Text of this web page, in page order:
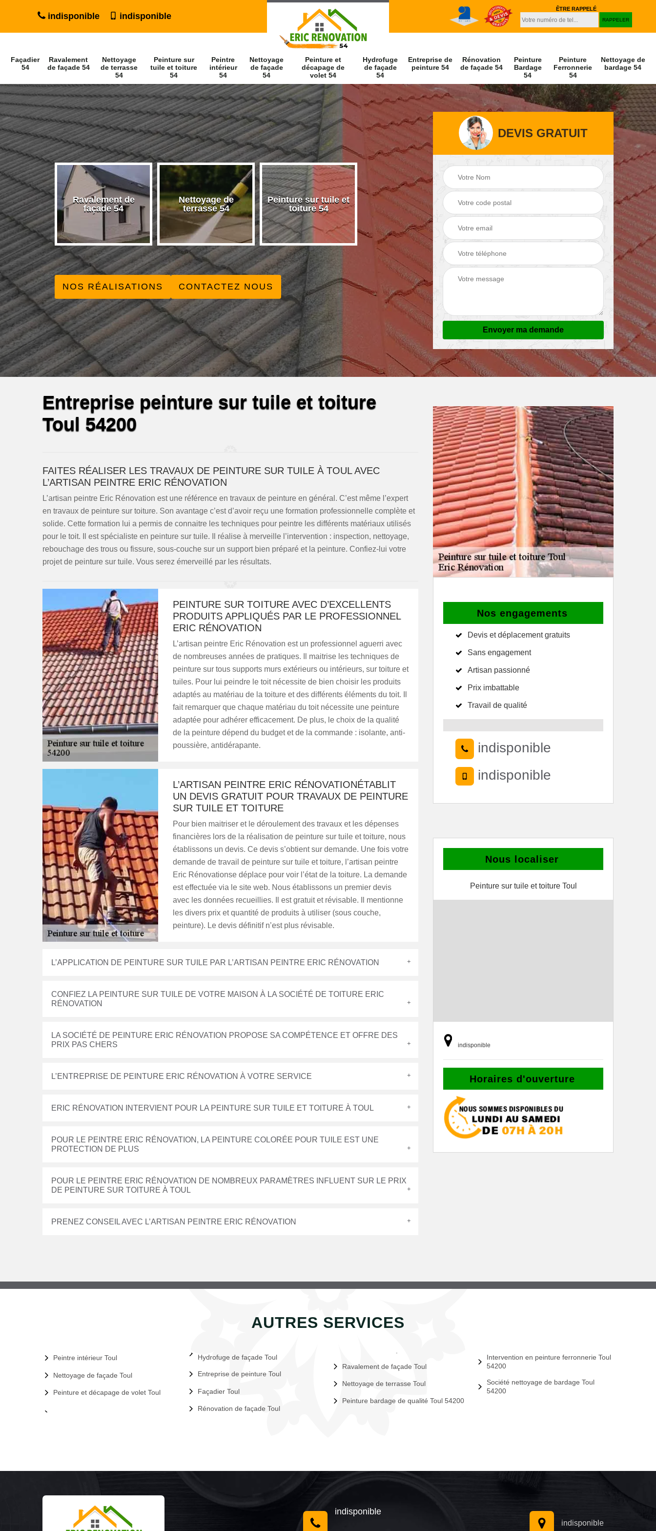
indisponible indisponible
ÊTRE RAPPELÉ
Façadier
54
Ravalement
de façade 54
Nettoyage
de terrasse
54
Peinture sur
tuile et toiture
54
Peintre
intérieur
54
Nettoyage
de façade
54
Peinture et
décapage de
volet 54
Hydrofuge
de façade
54
Entreprise de
peinture 54
Rénovation
de façade 54
Peinture
Bardage
54
Peinture
Ferronnerie
54
Nettoyage de
bardage 54
54
Ravalement de
façade 54
Nettoyage de
terrasse 54
Peinture sur tuile et
toiture 54
Peintre intérieur 54
Nettoyage de
façade 54
Peinture et
décapage de volet
54
NOS RÉALISATIONS CONTACTEZ NOUS
DEVIS GRATUIT
Entreprise peinture sur tuile et toiture
Toul 54200
FAITES RÉALISER LES TRAVAUX DE PEINTURE SUR TUILE À TOUL AVEC
L’ARTISAN PEINTRE ERIC RÉNOVATION
L’artisan peintre Eric Rénovation est une référence en travaux de peinture en général. C’est même l’expert
en travaux de peinture sur toiture. Son avantage c’est d’avoir reçu une formation professionnelle complète et
solide. Cette formation lui a permis de connaitre les techniques pour peintre les différents matériaux utilisés
pour le toit. Il est spécialiste en peinture sur tuile. Il réalise à merveille l’intervention : inspection, nettoyage,
rebouchage des trous ou fissure, sous-couche sur un support bien préparé et la peinture. Confiez-lui votre
projet de peinture sur tuile. Vous serez émerveillé par les résultats.
PEINTURE SUR TOITURE AVEC D’EXCELLENTS
PRODUITS APPLIQUÉS PAR LE PROFESSIONNEL
ERIC RÉNOVATION
L’artisan peintre Eric Rénovation est un professionnel aguerri avec
de nombreuses années de pratiques. Il maitrise les techniques de
peinture sur tous supports murs extérieurs ou intérieurs, sur toiture et
tuiles. Pour lui peindre le toit nécessite de bien choisir les produits
adaptés au matériau de la toiture et des différents éléments du toit. Il
fait remarquer que chaque matériau du toit nécessite une peinture
adaptée pour adhérer efficacement. De plus, le choix de la qualité
de la peinture dépend du budget et de la commande : isolante, anti-
poussière, antidérapante.
L’ARTISAN PEINTRE ERIC RÉNOVATIONÉTABLIT
UN DEVIS GRATUIT POUR TRAVAUX DE PEINTURE
SUR TUILE ET TOITURE
Pour bien maitriser et le déroulement des travaux et les dépenses
financières lors de la réalisation de peinture sur tuile et toiture, nous
établissons un devis. Ce devis s’obtient sur demande. Une fois votre
demande de travail de peinture sur tuile et toiture, l’artisan peintre
Eric Rénovationse déplace pour voir l’état de la toiture. La demande
est effectuée via le site web. Nous établissons un premier devis
avec les données recueillies. Il est gratuit et révisable. Il mentionne
les divers prix et quantité de produits à utiliser (sous couche,
peinture). Le devis définitif n’est plus révisable.
L’APPLICATION DE PEINTURE SUR TUILE PAR L’ARTISAN PEINTRE ERIC RÉNOVATION
CONFIEZ LA PEINTURE SUR TUILE DE VOTRE MAISON À LA SOCIÉTÉ DE TOITURE ERIC
RÉNOVATION
LA SOCIÉTÉ DE PEINTURE ERIC RÉNOVATION PROPOSE SA COMPÉTENCE ET OFFRE DES
PRIX PAS CHERS
L’ENTREPRISE DE PEINTURE ERIC RÉNOVATION À VOTRE SERVICE
ERIC RÉNOVATION INTERVIENT POUR LA PEINTURE SUR TUILE ET TOITURE À TOUL
POUR LE PEINTRE ERIC RÉNOVATION, LA PEINTURE COLORÉE POUR TUILE EST UNE
PROTECTION DE PLUS
POUR LE PEINTRE ERIC RÉNOVATION DE NOMBREUX PARAMÈTRES INFLUENT SUR LE PRIX
DE PEINTURE SUR TOITURE À TOUL
PRENEZ CONSEIL AVEC L’ARTISAN PEINTRE ERIC RÉNOVATION
Nos engagements
Devis et déplacement gratuits
Sans engagement
Artisan passionné
Prix imbattable
Travail de qualité
indisponible
indisponible
Nous localiser
Peinture sur tuile et toiture Toul
indisponible
Horaires d'ouverture
AUTRES SERVICES
Peintre intérieur Toul
Nettoyage de façade Toul
Peinture et décapage de volet Toul
Hydrofuge de façade Toul
Entreprise de peinture Toul
Façadier Toul
Rénovation de façade Toul
Ravalement de façade Toul
Nettoyage de terrasse Toul
Peinture bardage de qualité Toul 54200
Intervention en peinture ferronnerie Toul
54200
Société nettoyage de bardage Toul
54200
indisponible
indisponible